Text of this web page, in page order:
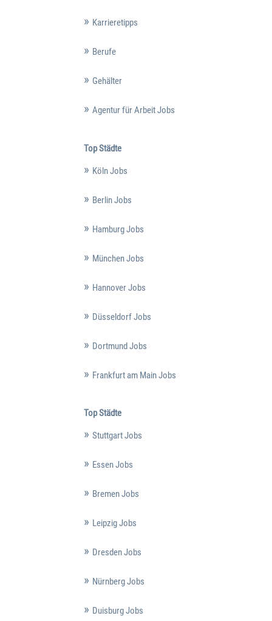
Karrieretipps
Berufe
Gehälter
Agentur für Arbeit Jobs
Top Städte
Köln Jobs
Berlin Jobs
Hamburg Jobs
München Jobs
Hannover Jobs
Düsseldorf Jobs
Dortmund Jobs
Frankfurt am Main Jobs
Top Städte
Stuttgart Jobs
Essen Jobs
Bremen Jobs
Leipzig Jobs
Dresden Jobs
Nürnberg Jobs
Duisburg Jobs